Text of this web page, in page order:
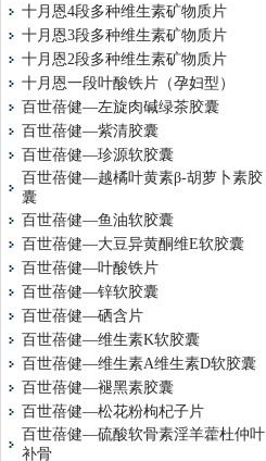
十月恩4段多种维生素矿物质片
十月恩3段多种维生素矿物质片
十月恩2段多种维生素矿物质片
十月恩一段叶酸铁片（孕妇型）
百世蓓健—左旋肉碱绿茶胶囊
百世蓓健—紫清胶囊
百世蓓健—珍源软胶囊
百世蓓健—越橘叶黄素β-胡萝卜素胶
囊
百世蓓健—鱼油软胶囊
百世蓓健—大豆异黄酮维E软胶囊
百世蓓健—叶酸铁片
百世蓓健—锌软胶囊
百世蓓健—硒含片
百世蓓健—维生素K软胶囊
百世蓓健—维生素A维生素D软胶囊
百世蓓健—褪黑素胶囊
百世蓓健—松花粉枸杞子片
百世蓓健—硫酸软骨素淫羊藿杜仲叶
补骨